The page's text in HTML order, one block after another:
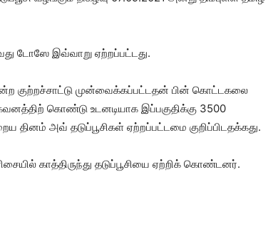
டோஸே இவ்வாறு ஏற்றப்பட்டது.
என்ற குற்றச்சாட்டு முன்வைக்கப்பட்டதன் பின் கொட்டகலை
கொண்டு உடனடியாக இப்பகுதிக்கு 3500
தினம் அவ் தடுப்பூசிகள் ஏற்றப்பட்டமை குறிப்பிடதக்கது.
காத்திருந்து தடுப்பூசியை ஏற்றிக் கொண்டனர்.